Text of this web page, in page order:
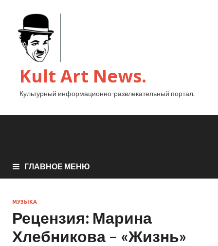
Kult Art News.
Культурный информационно-развлекательный портал.
ГЛАВНОЕ МЕНЮ
МУЗЫКА
Рецензия: Марина
Хлебникова – «Жизнь»